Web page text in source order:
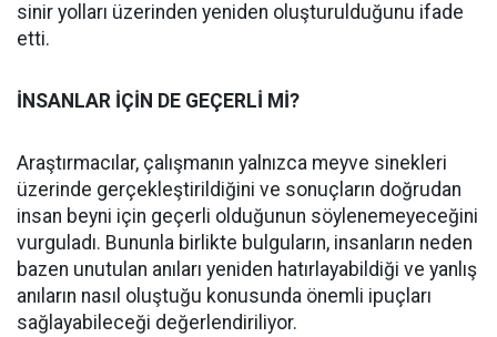
sinir yolları üzerinden yeniden oluşturulduğunu ifade
etti.
İNSANLAR İÇİN DE GEÇERLİ Mİ?
Araştırmacılar, çalışmanın yalnızca meyve sinekleri
üzerinde gerçekleştirildiğini ve sonuçların doğrudan
insan beyni için geçerli olduğunun söylenemeyeceğini
vurguladı. Bununla birlikte bulguların, insanların neden
bazen unutulan anıları yeniden hatırlayabildiği ve yanlış
anıların nasıl oluştuğu konusunda önemli ipuçları
sağlayabileceği değerlendiriliyor.